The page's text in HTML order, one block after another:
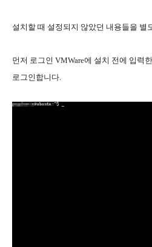
설치할 때 설정되지 않았던 내용들을 별
먼저 로그인 VMWare에 설치 전에 입력
로그인합니다.